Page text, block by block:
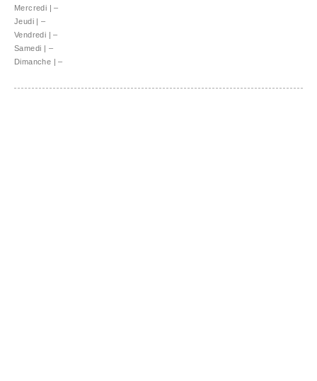
Mercredi | –
Jeudi | –
Vendredi | –
Samedi | –
Dimanche | –